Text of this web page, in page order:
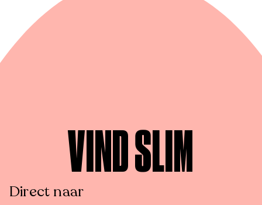
VIND SLIM
Direct naar